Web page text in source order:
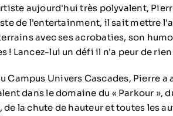
aujourd'hui très polyvalent,
de l'entertainment, il sait mettre
avec ses acrobaties, son
! Lancez-lui un défi il n'a peur de rien
Campus Univers Cascades, Pierre a
dans le domaine du « Parkour »,
de la chute de hauteur et toutes les